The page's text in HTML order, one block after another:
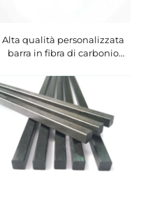
Alta qualità personalizzata
barra in fibra di carbonio
prodotto in carbonio di alta
qualità per la raccolta delle
olive